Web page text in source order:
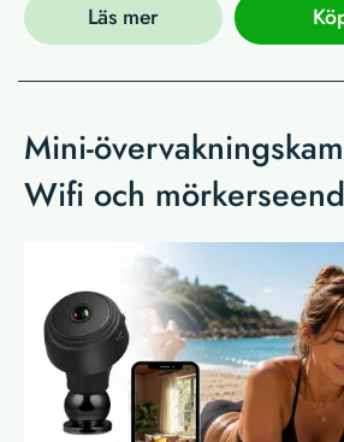
Läs mer
Mini-
Wifi och